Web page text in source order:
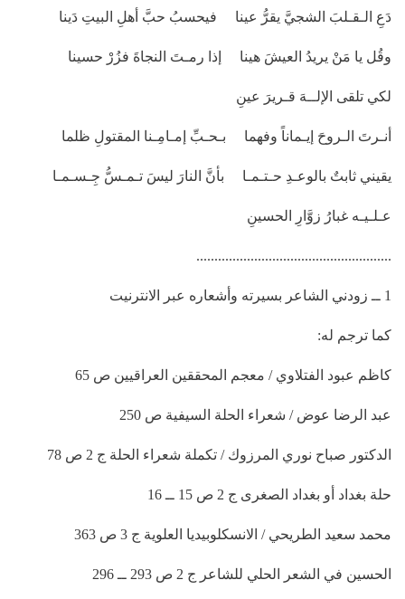
دَعِ الـقـلبَ الشجيَّ يقرُّ عينا فيحسبُ حبَّ أهلِ البيتِ دَينا
وقُل يا مَنْ يريدُ العيشَ هينا إذا رمـتَ النجاةَ فزُرْ حسينا
لكي تلقى الإلــهَ قـريرَ عينِ
أنـرتَ الـروحَ إيـماناً وفهما بـحـبِّ إمـامِـنا المقتولِ ظلما
يقيني ثابتٌ بالوعـدِ حـتـمـا بأنَّ النارَ ليسَ تـمـسُّ جِـسـمـا
عـلـيـه غبارُ زوَّارِ الحسينِ
......................................................
1 ــ زودني الشاعر بسيرته وأشعاره عبر الانترنيت
كما ترجم له:
كاظم عبود الفتلاوي / معجم المحققين العراقيين ص 65
عبد الرضا عوض / شعراء الحلة السيفية ص 250
الدكتور صباح نوري المرزوك / تكملة شعراء الحلة ج 2 ص 78
حلة بغداد أو بغداد الصغرى ج 2 ص 15 ــ 16
محمد سعيد الطريحي / الانسكلوبيديا العلوية ج 3 ص 363
الحسين في الشعر الحلي للشاعر ج 2 ص 293 ــ 296